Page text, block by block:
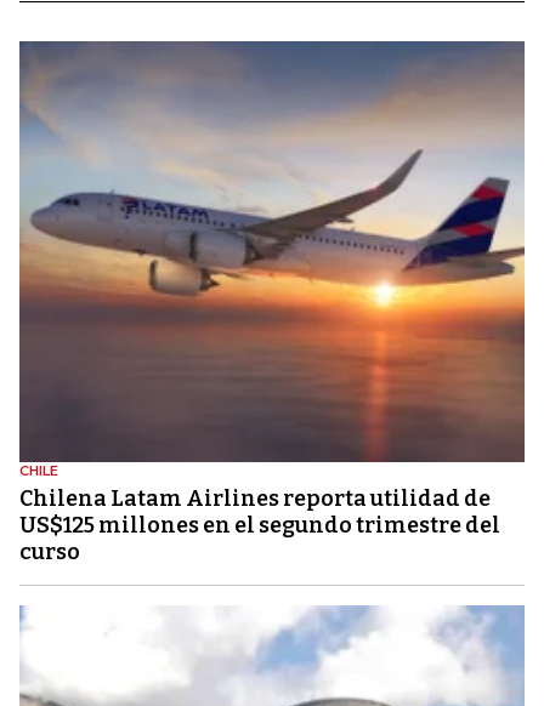
CHILE
Chilena Latam Airlines reporta utilidad de
US$125 millones en el segundo trimestre del
curso